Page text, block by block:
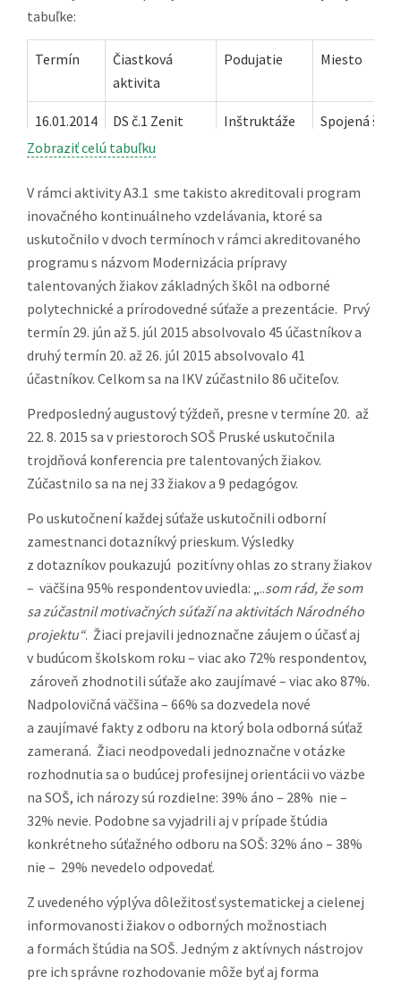
tabuľke:
Termín
Čiastková
aktivita
Podujatie Miesto
16.01.2014 DS č.1 Zenit
Inštruktáže
webstránok,
strojárstvo)
Spojená
BB
DS č.1 Zenit
Inštruktáže
(kategória –
robotika)
Fajnorovo
náberžie 5,
06.02.2014
DS č.3 Mladý
ekofarmár
Workshop
SOŠ Pod
08.02.2014
súťaže
SOŠ
DS č. 2 Mladý
mechatronik
a Inštruktáže
ŠIOV, Bellova
13. –
14.03.2014
DS č. 2 Mladý
mechatronik
Realizácia
súťaže
SPŠ
Fajnorovo
náberžie 5,
21.03.2014
DS č. 4
Základoškolská
Odborná
Činnosť
Inštruktáže –
kraj KE
SOŠ
Michalovce
27.03.2014
Základoškolská
Inštruktáže –
28.03.2014
DS č. 4
Základoškolská
Odborná
Činnosť
Inštruktáže –
kraj TN
Nové Mesto
Váhom, SOŠ
Bzinská 11
Zobraziť celú tabuľku
V rámci aktivity A3.1 sme takisto akreditovali program
inovačného kontinuálneho vzdelávania, ktoré sa
uskutočnilo v dvoch termínoch v rámci akreditovaného
programu s názvom Modernizácia prípravy
talentovaných žiakov základných škôl na odborné
polytechnické a prírodovedné súťaže a prezentácie. Prvý
termín 29. jún až 5. júl 2015 absolvovalo 45 účastníkov a
druhý termín 20. až 26. júl 2015 absolvovalo 41
účastníkov. Celkom sa na IKV zúčastnilo 86 učiteľov.
Predposledný augustový týždeň, presne v termíne 20. až
22. 8. 2015 sa v priestoroch SOŠ Pruské uskutočnila
trojdňová konferencia pre talentovaných žiakov.
Zúčastnilo sa na nej 33 žiakov a 9 pedagógov.
Po uskutočnení každej súťaže uskutočnili odborní
zamestnanci dotazníkvý prieskum. Výsledky
z dotazníkov poukazujú pozitívny ohlas zo strany žiakov
– väčšina 95% respondentov uviedla: „..som rád, že som
sa zúčastnil motivačných súťaží na aktivitách Národného
projektu“. Žiaci prejavili jednoznačne záujem o účasť aj
v budúcom školskom roku – viac ako 72% respondentov,
zároveň zhodnotili súťaže ako zaujímavé – viac ako 87%.
Nadpolovičná väčšina – 66% sa dozvedela nové
a zaujímavé fakty z odboru na ktorý bola odborná súťaž
zameraná. Žiaci neodpovedali jednoznačne v otázke
rozhodnutia sa o budúcej profesijnej orientácii vo väzbe
na SOŠ, ich nározy sú rozdielne: 39% áno – 28% nie –
32% nevie. Podobne sa vyjadrili aj v prípade štúdia
konkrétneho súťažného odboru na SOŠ: 32% áno – 38%
nie – 29% nevedelo odpovedať.
Z uvedeného výplýva dôležitosť systematickej a cielenej
informovanosti žiakov o odborných možnostiach
a formách štúdia na SOŠ. Jedným z aktívnych nástrojov
pre ich správne rozhodovanie môže byť aj forma